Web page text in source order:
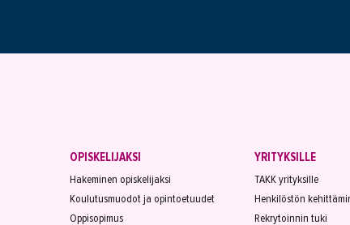
OPISKELIJAKSI
Hakeminen opiskelijaksi
Koulutusmuodot ja opintoetuudet
Oppisopimus
YRITYKSILLE
TAKK yrityksille
Henkilöstön
Rekrytoinnin tuki